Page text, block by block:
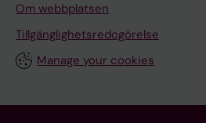
Om webbplatsen
Tillgänglighetsredogörelse
Manage your cookies